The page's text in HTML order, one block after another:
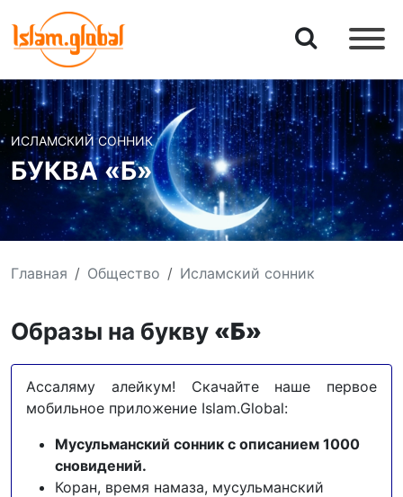
ИСЛАМСКИЙ СОННИК
БУКВА «Б»
Главная Общество Исламский сонник
Образы на букву «Б»
Ассаляму алейкум! Скачайте наше первое
мобильное приложение Islam.Global:
Мусульманский сонник с описанием 1000
сновидений.
Коран, время намаза, мусульманский